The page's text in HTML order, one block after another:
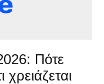
Πότε
χρειάζεται